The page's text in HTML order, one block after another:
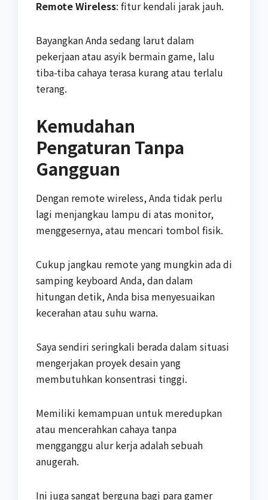
Remote Wireless: fitur kendali jarak jauh.
Bayangkan Anda sedang larut dalam
pekerjaan atau asyik bermain game, lalu
tiba-tiba cahaya terasa kurang atau terlalu
terang.
Kemudahan
Pengaturan Tanpa
Gangguan
Dengan remote wireless, Anda tidak perlu
lagi menjangkau lampu di atas monitor,
menggesernya, atau mencari tombol fisik.
Cukup jangkau remote yang mungkin ada di
samping keyboard Anda, dan dalam
hitungan detik, Anda bisa menyesuaikan
kecerahan atau suhu warna.
Saya sendiri seringkali berada dalam situasi
mengerjakan proyek desain yang
membutuhkan konsentrasi tinggi.
Memiliki kemampuan untuk meredupkan
atau mencerahkan cahaya tanpa
mengganggu alur kerja adalah sebuah
anugerah.
Ini juga sangat berguna bagi para gamer